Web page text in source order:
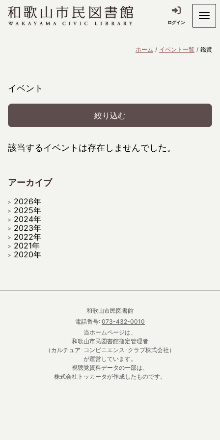
ログイン
ホーム イベント一覧 鑑賞
イベント
絞り込む
該当するイベントは存在しませんでした。
アーカイブ
2026年
2025年
2024年
2023年
2022年
2021年
2020年
和歌山市民図書館
電話番号: 073-432-0010
当ホームページは、
和歌山市民図書館指定管理者
（カルチュア･コンビニエンス･クラブ株式会社）
が運営しています。
視聴覚資料データの一部は、
株式会社トッカータが作成したものです。